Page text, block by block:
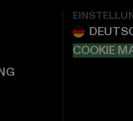
COOKIE